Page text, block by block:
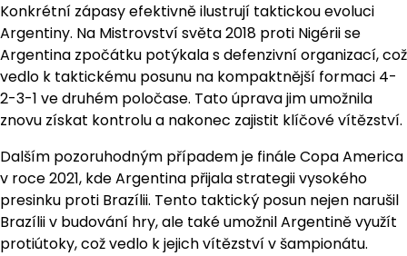
Konkrétní zápasy efektivně ilustrují taktickou evoluci
Argentiny. Na Mistrovství světa 2018 proti Nigérii se
Argentina zpočátku potýkala s defenzivní organizací, což
vedlo k taktickému posunu na kompaktnější formaci 4-
2-3-1 ve druhém poločase. Tato úprava jim umožnila
znovu získat kontrolu a nakonec zajistit klíčové vítězství.
Dalším pozoruhodným případem je finále Copa America
v roce 2021, kde Argentina přijala strategii vysokého
presinku proti Brazílii. Tento taktický posun nejen narušil
Brazílii v budování hry, ale také umožnil Argentině využít
protiútoky, což vedlo k jejich vítězství v šampionátu.